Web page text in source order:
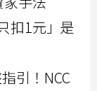
扣1元」是
引！NCC